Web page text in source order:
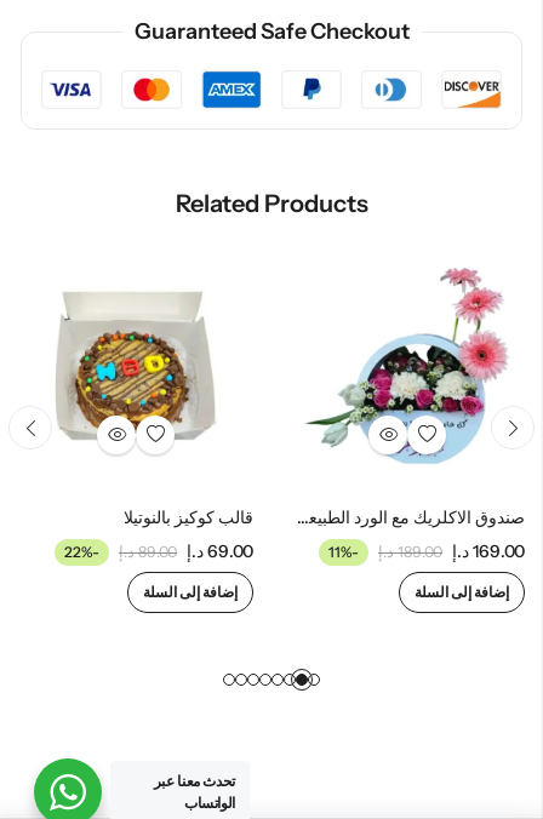
Guaranteed Safe Checkout
Related Products
صندوق الاكلريك مع الورد الطبيعي (ابيض)
169.00د.إ 189.00 د.إ -11%
إضافة إلى السلة
قالب كوكيز بالنوتيلا
69.00د.إ 89.00 د.إ -22%
إضافة إلى السلة
تحدث معنا عبر
الواتساب